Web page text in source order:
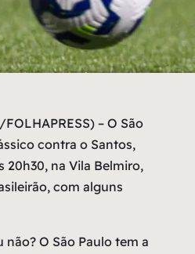
– O São
contra o Santos,
20h30, na Vila Belmiro,
com alguns
O São Paulo tem a